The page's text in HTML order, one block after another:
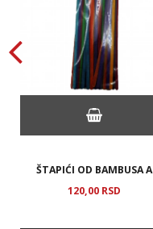
ŠTAPIĆI OD BAMBUSA A
120,00 RSD